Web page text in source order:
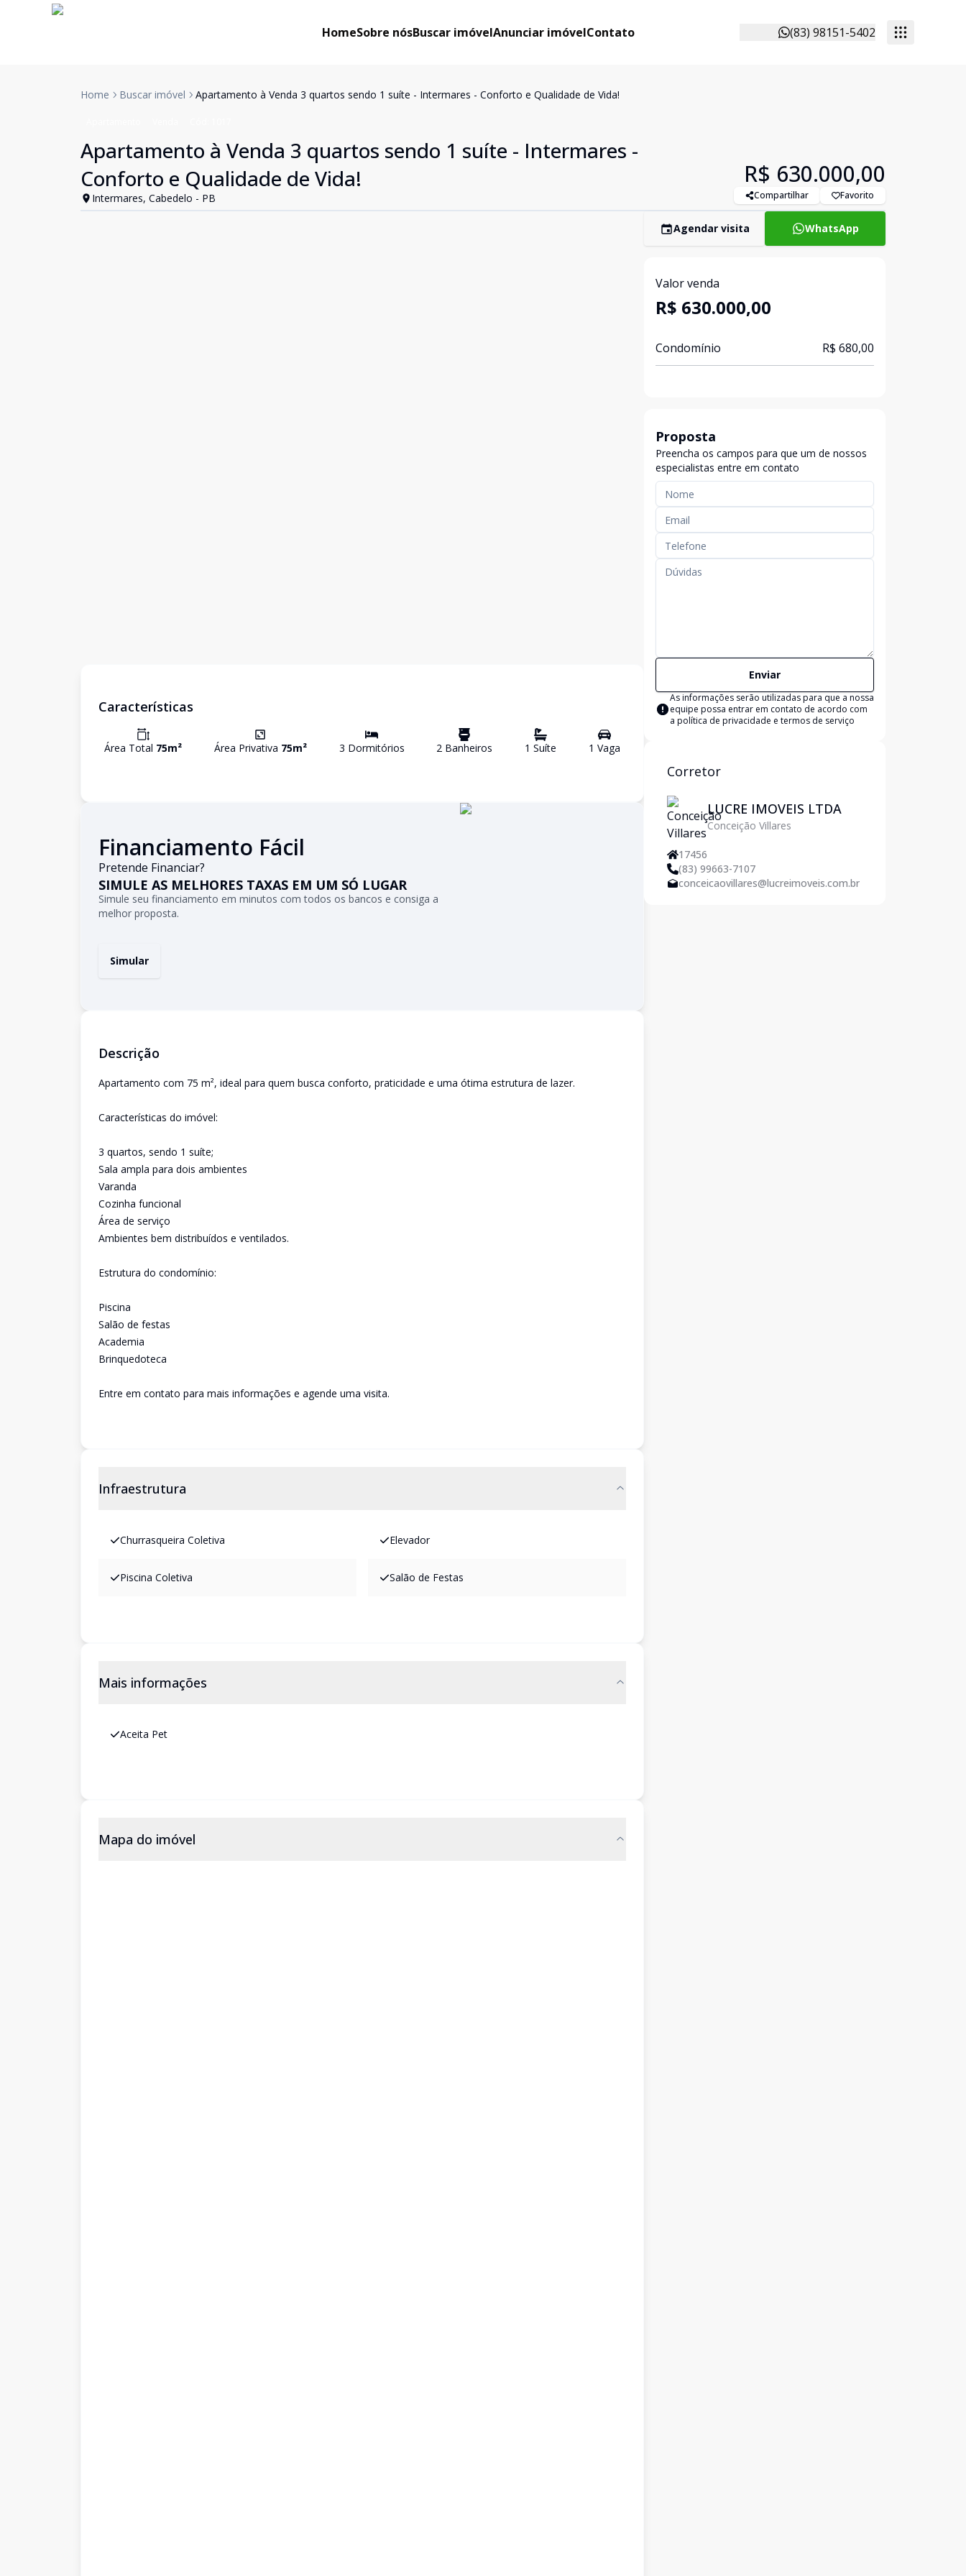
HomeSobre nósBuscar imóvelAnunciar imóvelContato (83) 98151-5402
Home Buscar imóvel Apartamento à Venda 3 quartos sendo 1 suíte - Intermares - Conforto e Qualidade de Vida!
Apartamento à Venda 3 quartos sendo 1 suíte - Intermares -
Conforto e Qualidade de Vida!
Intermares, Cabedelo - PB
R$ 630.000,00
Compartilhar Favorito
Características
Área Total 75m² Área Privativa 75m² 3 Dormitórios 2 Banheiros 1 Suíte 1 Vaga
Financiamento Fácil
Pretende Financiar?
SIMULE AS MELHORES TAXAS EM UM SÓ LUGAR
Simule seu financiamento em minutos com todos os bancos e consiga a
melhor proposta.
Simular
Descrição
Apartamento com 75 m², ideal para quem busca conforto, praticidade e uma ótima estrutura de lazer.
Características do imóvel:
3 quartos, sendo 1 suíte;
Sala ampla para dois ambientes
Varanda
Cozinha funcional
Área de serviço
Ambientes bem distribuídos e ventilados.
Estrutura do condomínio:
Piscina
Salão de festas
Academia
Brinquedoteca
Entre em contato para mais informações e agende uma visita.
Infraestrutura
Churrasqueira Coletiva Elevador
Piscina Coletiva Salão de Festas
Mais informações
Aceita Pet
Mapa do imóvel
Agendar visita WhatsApp
Valor venda
R$ 630.000,00
Condomínio R$ 680,00
Proposta
Preencha os campos para que um de nossos
especialistas entre em contato
Enviar
As informações serão utilizadas para que a nossa
equipe possa entrar em contato de acordo com
a política de privacidade e termos de serviço
Corretor
LUCRE IMOVEIS LTDA
Conceição Villares
17456
(83) 99663-7107
conceicaovillares@lucreimoveis.com.br